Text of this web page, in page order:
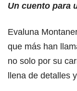
Un cuento para
Evaluna
que más han
no solo por su
llena de detalles